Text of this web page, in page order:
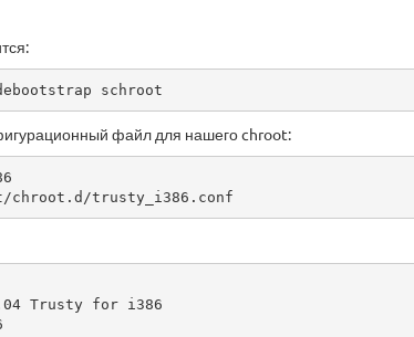
schroot
файл для нашего chroot:
chroot.d/trusty_i386.conf
Trusty for i386